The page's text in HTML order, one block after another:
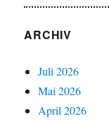
ARCHIV
Juli 2026
Mai 2026
April 2026